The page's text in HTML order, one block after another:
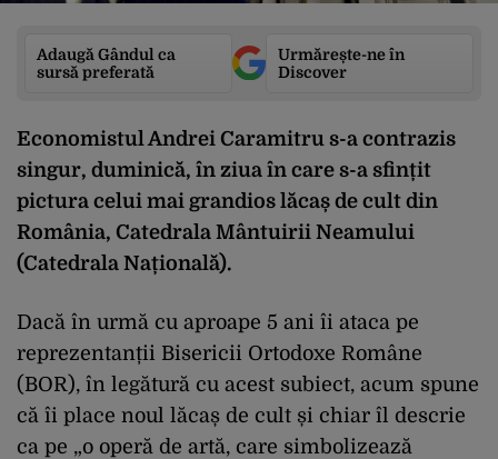
Adaugă Gândul ca
sursă preferată
Urmărește-ne în
Discover
Economistul Andrei Caramitru s-a contrazis
singur, duminică, în ziua în care s-a sfințit
pictura celui mai grandios lăcaș de cult din
România, Catedrala Mântuirii Neamului
(Catedrala Națională).
Dacă în urmă cu aproape 5 ani îi ataca pe
reprezentanții Bisericii Ortodoxe Române
(BOR), în legătură cu acest subiect, acum spune
că îi place noul lăcaș de cult și chiar îl descrie
ca pe „o operă de artă, care simbolizează